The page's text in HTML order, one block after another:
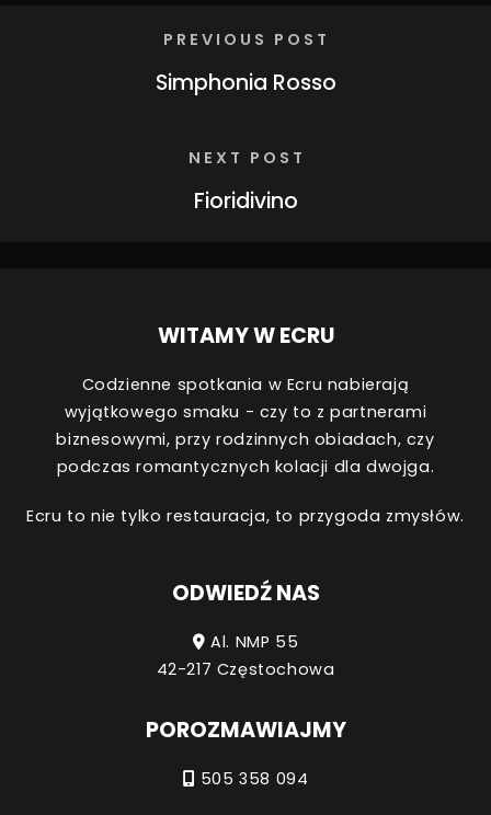
PREVIOUS POST
Simphonia Rosso
NEXT POST
Fioridivino
WITAMY W ECRU
Codzienne spotkania w Ecru nabierają
wyjątkowego smaku - czy to z partnerami
biznesowymi, przy rodzinnych obiadach, czy
podczas romantycznych kolacji dla dwojga.
Ecru to nie tylko restauracja, to przygoda zmysłów.
ODWIEDŹ NAS
Al. NMP 55
42-217 Częstochowa
POROZMAWIAJMY
505 358 094